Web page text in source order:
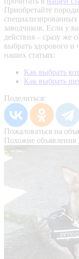
Приобретайте
заводчиков. Если у
действия – сразу же
выбрать здорового и
наших статьях:
Как выбрать
Как выбрать
Поделиться:
Пожаловаться на
Похожие объявления